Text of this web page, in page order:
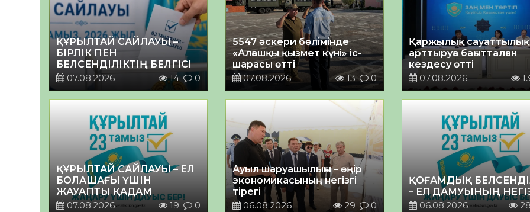
ҚҰРЫЛТАЙ САЙЛАУЫ –
БІРЛІК ПЕН
БЕЛСЕНДІЛІКТІҢ БЕЛГІСІ
07.08.2026
14 0
5547 әскери бөлімінде
«Алғашқы қызмет күні» іс-
шарасы өтті
07.08.2026
13 0
Қаржылық
арттыруға бағытталған
кездесу өтті
07.08.2026
ҚҰРЫЛТАЙ САЙЛАУЫ – ЕЛ
БОЛАШАҒЫ ҮШІН
ЖАУАПТЫ ҚАДАМ
07.08.2026
19 0
Ауыл шаруашылығы – өңір
экономикасының негізгі
тірегі
06.08.2026
29 0
ҚОҒАМДЫҚ
– ЕЛ ДАМУЫНЫҢ
06.08.2026
28